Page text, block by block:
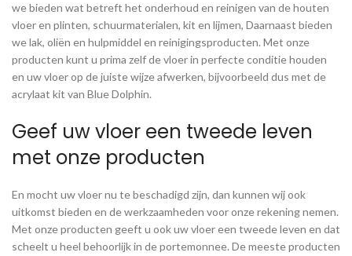
we bieden wat betreft het onderhoud en reinigen van de houten
vloer en plinten, schuurmaterialen, kit en lijmen, Daarnaast bieden
we lak, oliën en hulpmiddel en reinigingsproducten. Met onze
producten kunt u prima zelf de vloer in perfecte conditie houden
en uw vloer op de juiste wijze afwerken, bijvoorbeeld dus met de
acrylaat kit van Blue Dolphin.
Geef uw vloer een tweede leven
met onze producten
En mocht uw vloer nu te beschadigd zijn, dan kunnen wij ook
uitkomst bieden en de werkzaamheden voor onze rekening nemen.
Met onze producten geeft u ook uw vloer een tweede leven en dat
scheelt u heel behoorlijk in de portemonnee. De meeste producten